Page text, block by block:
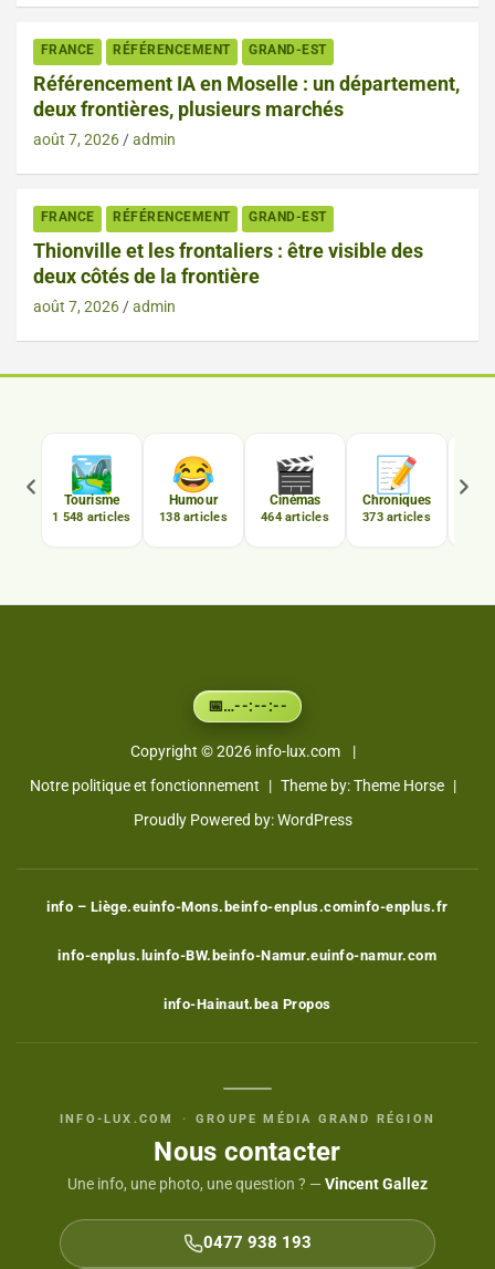
FRANCE RÉFÉRENCEMENT GRAND-EST
Référencement IA en Moselle : un département,
deux frontières, plusieurs marchés
août 7, 2026 admin
FRANCE RÉFÉRENCEMENT GRAND-EST
Thionville et les frontaliers : être visible des
deux côtés de la frontière
août 7, 2026 admin
🏞️
Tourisme
1 548 articles
😂
Humour
138 articles
🎬
Cinémas
464 articles
📝
Chroniques
373 articles
📅…--:--:--
Copyright © 2026 info-lux.com
Notre politique et fonctionnement
Theme by:Theme Horse
Proudly Powered by:WordPress
info – Liège.euinfo-Mons.beinfo-enplus.cominfo-enplus.fr
info-enplus.luinfo-BW.beinfo-Namur.euinfo-namur.com
info-Hainaut.bea Propos
INFO-LUX.COM · GROUPE MÉDIA GRAND RÉGION
Nous contacter
Une info, une photo, une question ? — Vincent Gallez
0477 938 193